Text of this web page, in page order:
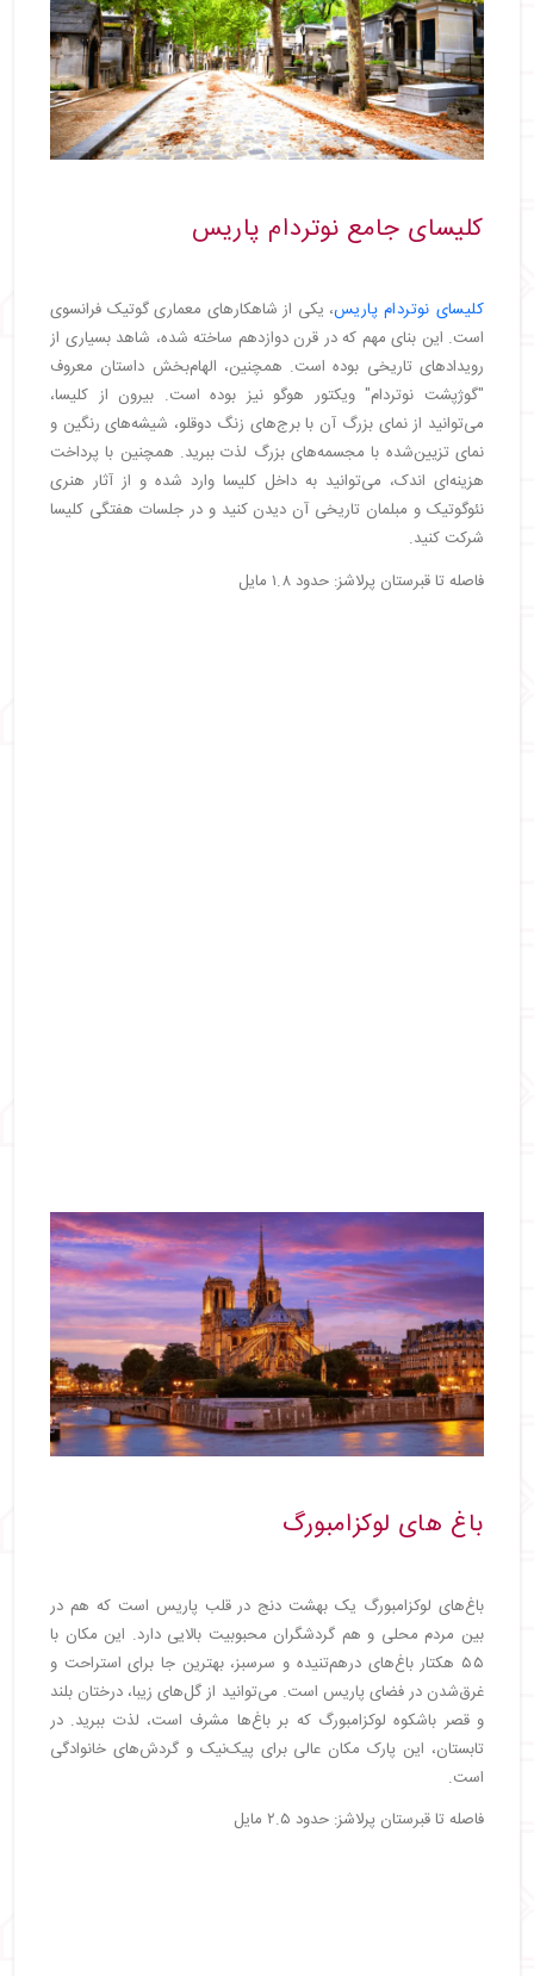
کلیسای جامع نوتردام پاریس
کلیسای نوتردام پاریس، یکی از شاهکارهای معماری گوتیک فرانسوی
است. این بنای مهم که در قرن دوازدهم ساخته شده، شاهد بسیاری از
رویدادهای تاریخی بوده است. همچنین، الهام‌بخش داستان معروف
"گوژپشت نوتردام" ویکتور هوگو نیز بوده است. بیرون از کلیسا،
می‌توانید از نمای بزرگ آن با برج‌های زنگ دوقلو، شیشه‌های رنگین و
نمای تزیین‌شده با مجسمه‌های بزرگ لذت ببرید. همچنین با پرداخت
هزینه‌ای اندک، می‌توانید به داخل کلیسا وارد شده و از آثار هنری
نئوگوتیک و مبلمان تاریخی آن دیدن کنید و در جلسات هفتگی کلیسا
شرکت کنید.
فاصله تا قبرستان پرلاشز: حدود ۱.۸ مایل
باغ‌ های لوکزامبورگ
باغ‌های لوکزامبورگ یک بهشت دنج در قلب پاریس است که هم در
بین مردم محلی و هم گردشگران محبوبیت بالایی دارد. این مکان با
۵۵ هکتار باغ‌های درهم‌تنیده و سرسبز، بهترین جا برای استراحت و
غرق‌شدن در فضای پاریس است. می‌توانید از گل‌های زیبا، درختان بلند
و قصر باشکوه لوکزامبورگ که بر باغ‌ها مشرف است، لذت ببرید. در
تابستان، این پارک مکان عالی برای پیک‌نیک و گردش‌های خانوادگی
است.
فاصله تا قبرستان پرلاشز: حدود ۲.۵ مایل